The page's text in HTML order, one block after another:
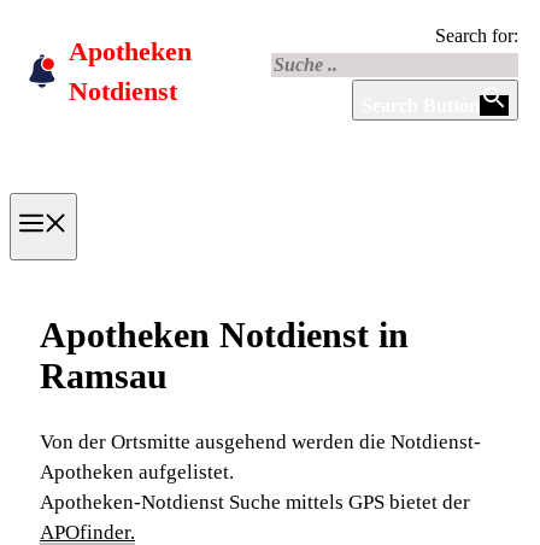
content
Apotheken
Notdienst
Search for:
Apotheken Notdienst in
Ramsau
Von der Ortsmitte ausgehend werden die Notdienst-
Apotheken aufgelistet.
Apotheken-Notdienst Suche mittels GPS bietet der
APOfinder.